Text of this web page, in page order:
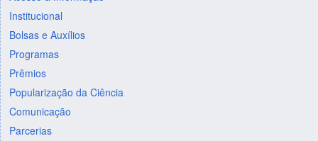
Institucional
Bolsas e Auxílios
Programas
Prêmios
Popularização da Ciência
Comunicação
Parcerias